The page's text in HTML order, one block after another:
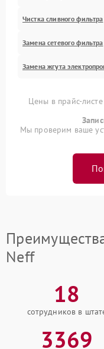
Чистка сливного фильтра
Замена сетевого фильтра
Замена жгута
Цены в прайс-
Мы проверим ваше
Neff
18
сотрудников в
3369